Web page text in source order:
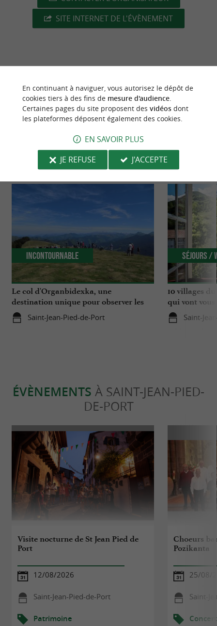
SITE INTERNET DE L'ÉVÈNEMENT
Source :Sirtaqui-Crédit photo : CPIE Pays Basque -CC
BY-NC-ND 4.0
NOUS AVONS TESTÉPOUR VOUS
Le col d'Organbidexka, une
destination unique pour observer les
oiseaux au Pays Basque
Saint-Jean-Pied-de-Port
Incontournable
10 villages
qui vont vous
Saint-
Séjours /
ÉVÈNEMENTS À SAINT-JEAN-PIED-
DE-PORT
Visite nocturne de St Jean Pied de
Port
12/08/2026
Saint-Jean-Pied-de-Port
Patrimoine
Choeurs
Pozikanta
25/08/
Saint-
En continuant à naviguer, vous autorisez le dépôt de
cookies tiers à des fins de mesure d'audience.
Certaines pages du site proposent des vidéosdont
les plateformes déposent également des cookies.
EN SAVOIR PLUS
JE REFUSE
J'ACCEPTE